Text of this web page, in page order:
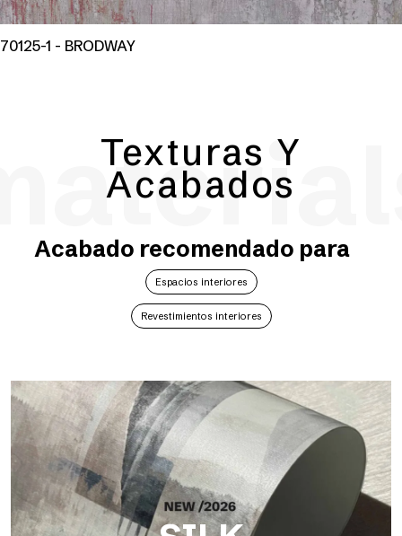
70125-1 - BRODWAY
Texturas Y
Acabados
Acabado recomendado para
Espacios interiores
Revestimientos interiores